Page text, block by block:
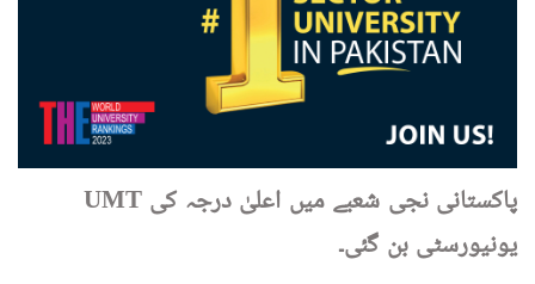
UMT پاکستانی نجی شعبے میں اعلیٰ درجہ کی
یونیورسٹی بن گئی۔